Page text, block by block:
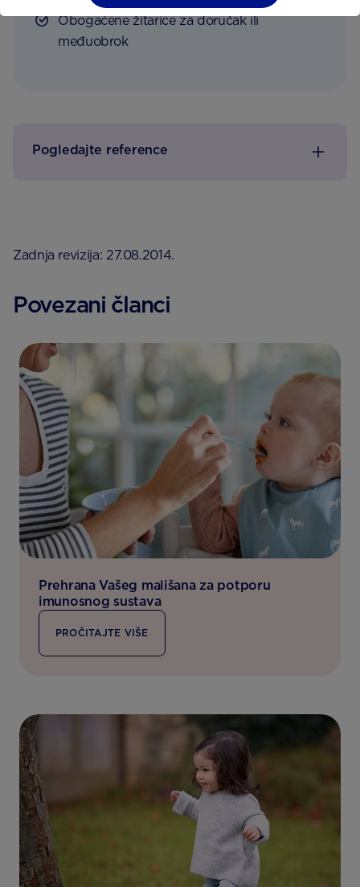
Obogaćene žitarice za doručak ili
međuobrok
Pogledajte reference
Zadnja revizija: 27.08.2014.
Povezani članci
Prehrana Vašeg mališana za potporu
imunosnog sustava
PROČITAJTE VIŠE